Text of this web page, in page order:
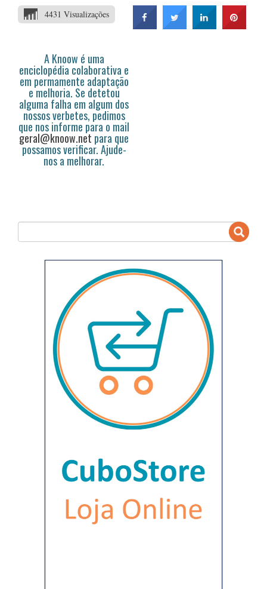
4431 Visualizações
A Knoow é uma
enciclopédia colaborativa e
em permamente adaptação
e melhoria. Se detetou
alguma falha em algum dos
nossos verbetes, pedimos
que nos informe para o mail
geral@knoow.net para que
possamos verificar. Ajude-
nos a melhorar.